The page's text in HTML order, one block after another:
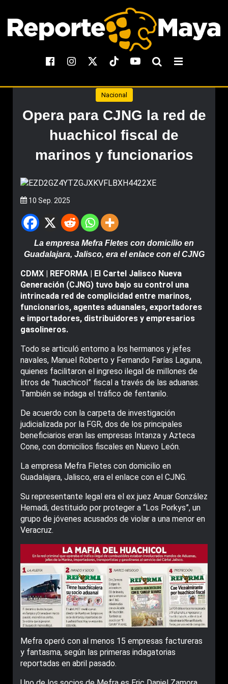
Nacional
Opera para CJNG la red de
huachicol fiscal de
marinos y funcionarios
10 Sep. 2025
La empresa Mefra Fletes con domicilio en
Guadalajara, Jalisco, era el enlace con el CJNG
CDMX | REFORMA | El Cartel Jalisco Nueva
Generación (CJNG) tuvo bajo su control una
intrincada red de complicidad entre marinos,
funcionarios, agentes aduanales, exportadores
e importadores, distribuidores y empresarios
gasolineros.
Todo se articuló entorno a los hermanos y jefes
navales, Manuel Roberto y Fernando Farías Laguna,
quienes facilitaron el ingreso ilegal de millones de
litros de “huachicol” fiscal a través de las aduanas.
También se indaga el tráfico de fentanilo.
De acuerdo con la carpeta de investigación
judicializada por la FGR, dos de los principales
beneficiarios eran las empresas Intanza y Azteca
Cone, con domicilios fiscales en Nuevo León.
La empresa Mefra Fletes con domicilio en
Guadalajara, Jalisco, era el enlace con el CJNG.
Su representante legal era el ex juez Anuar González
Hemadi, destituido por proteger a “Los Porkys”, un
grupo de jóvenes acusados de violar a una menor en
Veracruz.
Mefra operó con al menos 15 empresas factureras
y fantasma, según las primeras indagatorias
reportadas en abril pasado.